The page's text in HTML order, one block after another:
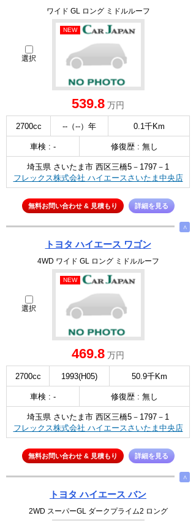
ワイド GL ロング ミドルルーフ
選択
NEW
539.8 万円
2700cc --（--）年 0.1千Km
車検 : - 修復歴 : 無し
埼玉県 さいたま市 西区三橋5－1797－1
フレックス株式会社 ハイエースさいたま中央店
無料お問い合わせ & 見積もり 詳細を見る
∧
トヨタ ハイエース ワゴン
4WD ワイド GL ロング ミドルルーフ
選択
NEW
469.8 万円
2700cc 1993(H05) 50.9千Km
車検 : - 修復歴 : 無し
埼玉県 さいたま市 西区三橋5－1797－1
フレックス株式会社 ハイエースさいたま中央店
無料お問い合わせ & 見積もり 詳細を見る
∧
トヨタ ハイエース バン
2WD スーパーGL ダークプライム2 ロング